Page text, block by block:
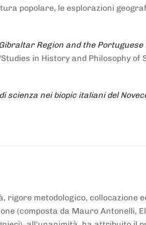
popolare, le esplorazioni
Region and the
in History and Philosophy of
scienza nei biopic italiani del
rigore metodologico, collocazione
(composta da Mauro Antonelli,